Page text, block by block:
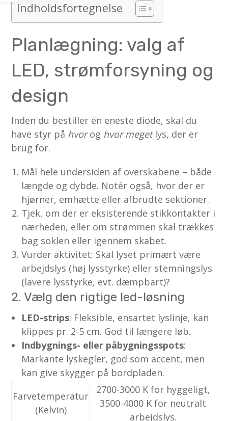
Indholdsfortegnelse
Planlægning: valg af
LED, strømforsyning og
design
Inden du bestiller én eneste diode, skal du
have styr på hvorog hvor megetlys, der er
brug for.
Mål hele undersiden af overskabene – både
længde og dybde. Notér også, hvor der er
hjørner, emhætte eller afbrudte sektioner.
Tjek, om der er eksisterende stikkontakter i
nærheden, eller om strømmen skal trækkes
bag soklen eller igennem skabet.
Vurder aktivitet: Skal lyset primært være
arbejdslys (høj lysstyrke) eller stemningslys
(lavere lysstyrke, evt. dæmpbart)?
2. Vælg den rigtige led-løsning
LED-strips: Fleksible, ensartet lyslinje, kan
klippes pr. 2-5 cm. God til længere løb.
Indbygnings- eller påbygningsspots:
Markante lyskegler, god som accent, men
kan give skygger på bordpladen.
Farvetemperatur
(Kelvin)
2700-3000 K for hyggeligt,
3500-4000 K for neutralt
arbejdslys.